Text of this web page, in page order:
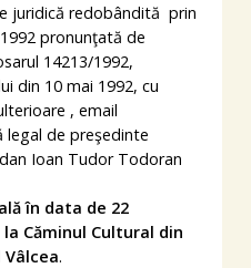
juridică redobândită prin
pronunţată de
14213/1992,
din 10 mai 1992, cu
, email
legal de preşedinte
Ioan Tudor Todoran
în data de 22
Căminul Cultural din
Vâlcea.